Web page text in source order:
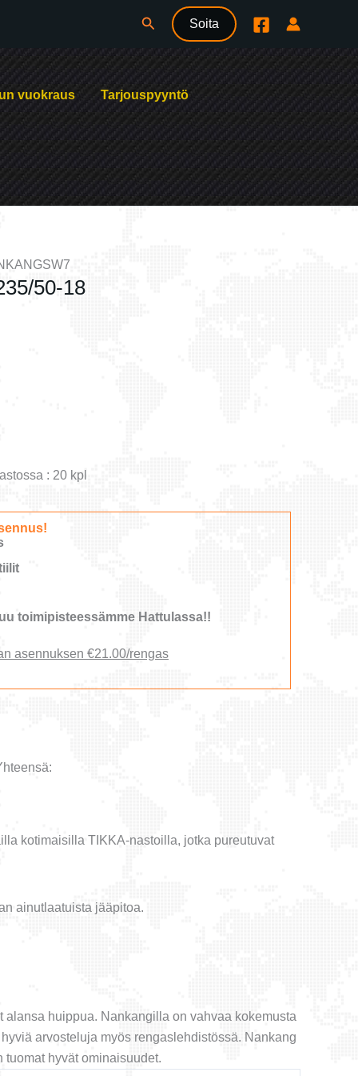
Hae Soita
vuokraus Tarjouspyyntö
50-18
: 20 kpl
toimipisteessämme Hattulassa!!
asennuksen €21.00/rengas
kotimaisilla TIKKA-nastoilla, jotka pureutuvat
ainutlaatuista jääpitoa.
huippua. Nankangilla on vahvaa kokemusta
arvosteluja myös rengaslehdistössä. Nankang
hyvät ominaisuudet.